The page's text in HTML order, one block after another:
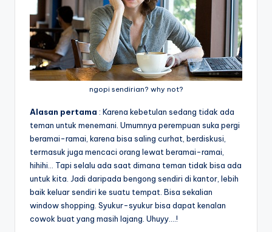
ngopi sendirian? why not?
Alasan pertama : Karena kebetulan sedang tidak ada
teman untuk menemani. Umumnya perempuan suka pergi
beramai-ramai, karena bisa saling curhat, berdiskusi,
termasuk juga mencaci orang lewat beramai-ramai,
hihihi… Tapi selalu ada saat dimana teman tidak bisa ada
untuk kita. Jadi daripada bengong sendiri di kantor, lebih
baik keluar sendiri ke suatu tempat. Bisa sekalian
window shopping. Syukur-syukur bisa dapat kenalan
cowok buat yang masih lajang. Uhuyy….!